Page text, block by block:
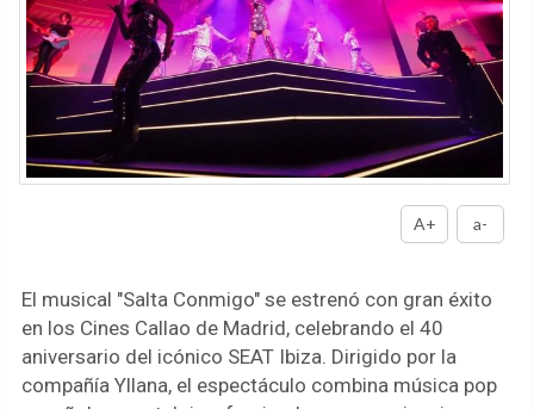
A+ a-
El musical "Salta Conmigo" se estrenó con gran éxito
en los Cines Callao de Madrid, celebrando el 40
aniversario del icónico SEAT Ibiza. Dirigido por la
compañía Yllana, el espectáculo combina música pop